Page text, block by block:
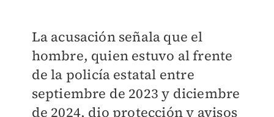
La acusación señala que el
hombre, quien estuvo al frente
de la policía estatal entre
septiembre de 2023 y diciembre
de 2024, dio protección y avisos